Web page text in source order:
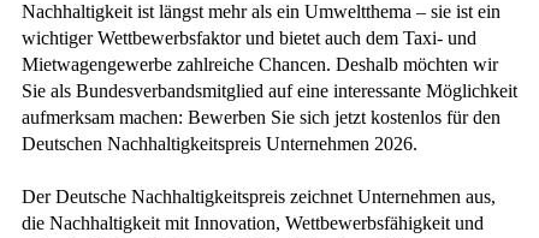
Nachhaltigkeit ist längst mehr als ein Umweltthema – sie ist ein
wichtiger Wettbewerbsfaktor und bietet auch dem Taxi- und
Mietwagengewerbe zahlreiche Chancen. Deshalb möchten wir
Sie als Bundesverbandsmitglied auf eine interessante Möglichkeit
aufmerksam machen: Bewerben Sie sich jetzt kostenlos für den
Deutschen Nachhaltigkeitspreis Unternehmen 2026.
Der Deutsche Nachhaltigkeitspreis zeichnet Unternehmen aus,
die Nachhaltigkeit mit Innovation, Wettbewerbsfähigkeit und